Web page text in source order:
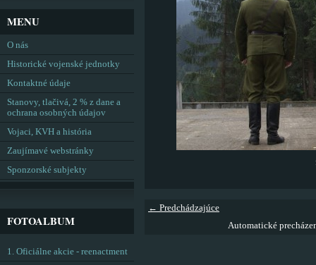
← Predchádzajúce
Automatické
MENU
O nás
Historické vojenské jednotky
Kontaktné údaje
Stanovy, tlačivá, 2 % z dane a
ochrana osobných údajov
Vojaci, KVH a história
Zaujímavé webstránky
Sponzorské subjekty
FOTOALBUM
1. Oficiálne akcie - reenactment